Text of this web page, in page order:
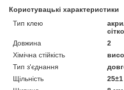
Користувацькі характеристики
Тип клею
Довжина
2
Хімічна стійкість
Тип з'єднання
Щільність
25±1